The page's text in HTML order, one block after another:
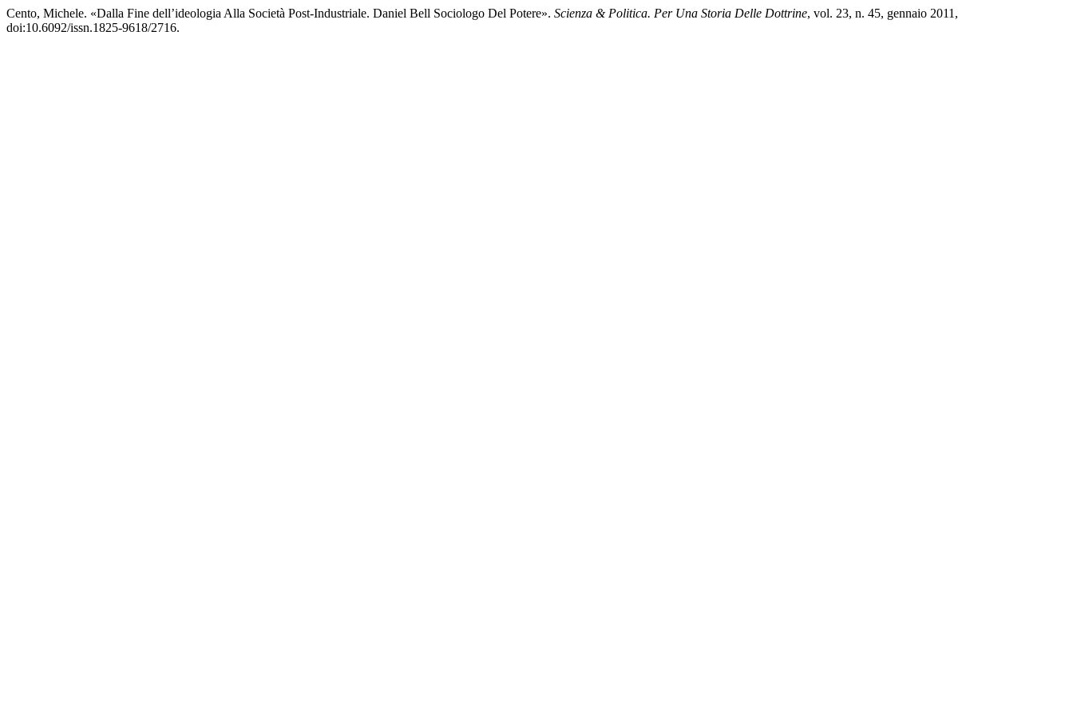
Cento, Michele. «Dalla Fine dell’ideologia Alla Società Post-Industriale. Daniel Bell Sociologo Del Potere». Scienza & Politica. Per Una Storia Delle Dottrine, vol. 23, n. 45, gennaio 2011,
doi:10.6092/issn.1825-9618/2716.